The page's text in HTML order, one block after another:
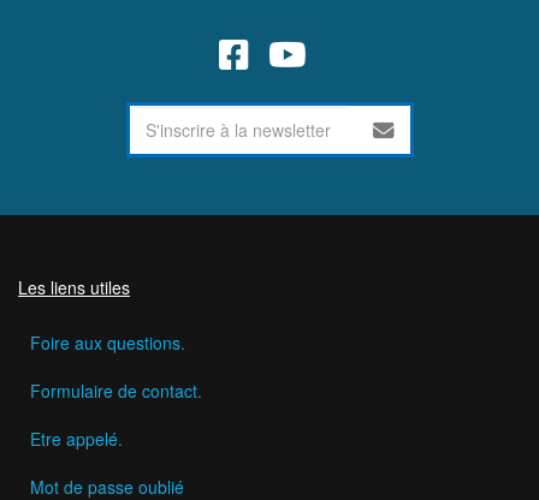
Les liens utiles
Foire aux questions.
Formulaire de contact.
Etre appelé.
Mot de passe oublié